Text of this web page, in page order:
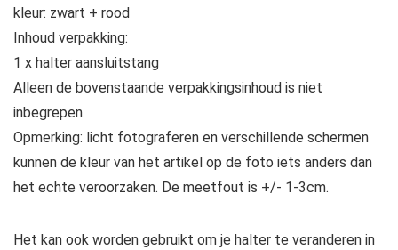
kleur: zwart + rood
Inhoud verpakking:
1 x halter aansluitstang
Alleen de bovenstaande verpakkingsinhoud is niet
inbegrepen.
Opmerking: licht fotograferen en verschillende schermen
kunnen de kleur van het artikel op de foto iets anders dan
het echte veroorzaken. De meetfout is +/- 1-3cm.
Het kan ook worden gebruikt om je halter te veranderen in